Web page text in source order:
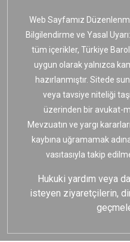
Web Sayfamız
Bilgilendirme ve Yasal
tüm içerikler, Türkiye
uygun olarak yalnızca
hazırlanmıştır. Sitede
veya tavsiye niteliği
üzerinden bir avukat-
Mevzuatın ve yargı
kaybına uğramamak
vasıtasıyla takip
Hukuki yardım veya
isteyen ziyaretçilerin,